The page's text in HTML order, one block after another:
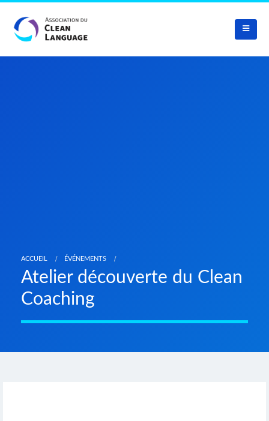
ACCUEIL ÉVÉNEMENTS
Atelier découverte du Clean
Coaching